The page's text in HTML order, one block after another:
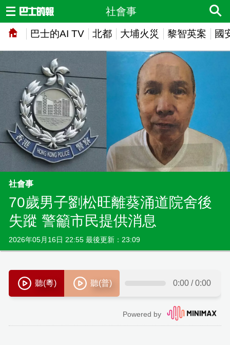
巴士的AI TV 北都 大埔火災 黎智英案 國
社會事
社會事
70歲男子劉松旺離葵涌道院舍後
失蹤 警籲市民提供消息
2026年05月16日 22:55 最後更新：23:09